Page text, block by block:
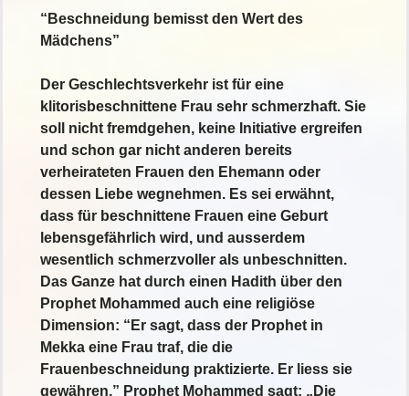
“Beschneidung bemisst den Wert des
Mädchens”
Der Geschlechtsverkehr ist für eine
klitorisbeschnittene Frau sehr schmerzhaft. Sie
soll nicht fremdgehen, keine Initiative ergreifen
und schon gar nicht anderen bereits
verheirateten Frauen den Ehemann oder
dessen Liebe wegnehmen. Es sei erwähnt,
dass für beschnittene Frauen eine Geburt
lebensgefährlich wird, und ausserdem
wesentlich schmerzvoller als unbeschnitten.
Das Ganze hat durch einen Hadith über den
Prophet Mohammed auch eine religiöse
Dimension: “Er sagt, dass der Prophet in
Mekka eine Frau traf, die die
Frauenbeschneidung praktizierte. Er liess sie
gewähren.” Prophet Mohammed sagt: „Die